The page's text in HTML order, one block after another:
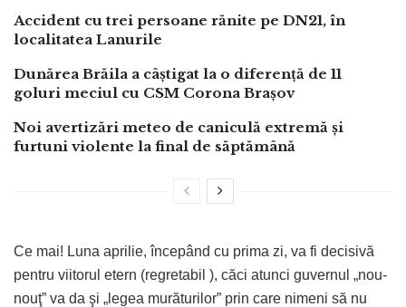
Accident cu trei persoane rănite pe DN21, în
localitatea Lanurile
Dunărea Brăila a câștigat la o diferență de 11
goluri meciul cu CSM Corona Brașov
Noi avertizări meteo de caniculă extremă și
furtuni violente la final de săptămână
Ce mai! Luna aprilie, începând cu prima zi, va fi decisivă
pentru viitorul etern (regretabil ), căci atunci guvernul „nou-
nouţ” va da şi „legea murăturilor” prin care nimeni să nu